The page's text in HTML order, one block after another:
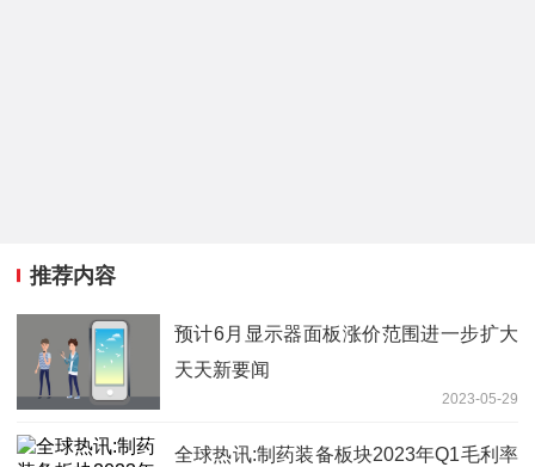
推荐内容
预计6月显示器面板涨价范围进一步扩大
天天新要闻
2023-05-29
全球热讯:制药装备板块2023年Q1毛利率